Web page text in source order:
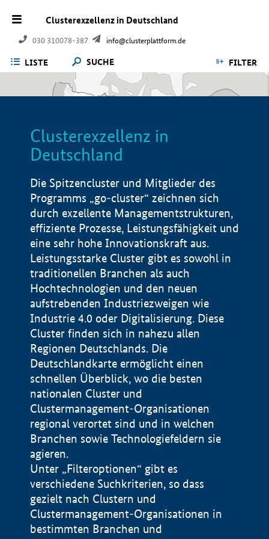
Clusterexzellenz in Deutschland
030 310078-387 info@clusterplattform.de
LISTE SUCHE FILTER
Clusterexzellenz in
Deutschland
Die Spitzencluster und Mitglieder des
Programms „go-cluster“ zeichnen sich
durch exzellente Managementstrukturen,
effiziente Prozesse, Leistungsfähigkeit und
eine sehr hohe Innovationskraft aus.
Leistungsstarke Cluster gibt es sowohl in
traditionellen Branchen als auch
Hochtechnologien und den neuen
aufstrebenden Industriezweigen wie
Industrie 4.0 oder Digitalisierung. Diese
Cluster finden sich in nahezu allen
Regionen Deutschlands. Die
Deutschlandkarte ermöglicht einen
schnellen Überblick, wo die besten
nationalen Cluster und
Clustermanagement-Organisationen
regional verortet sind und in welchen
Branchen sowie Technologiefeldern sie
agieren.
Unter „Filteroptionen“ gibt es
verschiedene Suchkriterien, so dass
gezielt nach Clustern und
Clustermanagement-Organisationen in
bestimmten Branchen und
Impressum
Datenschutzerklärung
BMWE, 2026 ©
100 km © Geobasis-DE / BKG 2015